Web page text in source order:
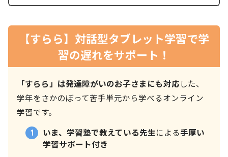
【すらら】対話型タブレット学習で学
習の遅れをサポート！
「すらら」は発達障がいのお子さまにも対応した、
学年をさかのぼって苦手単元から学べるオンライン
学習です。
いま、学習塾で教えている先生による手厚い
学習サポート付き